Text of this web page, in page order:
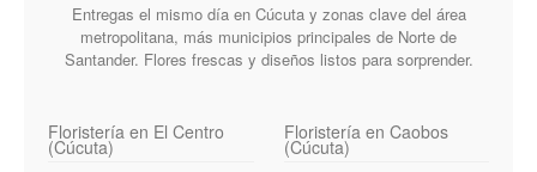
Entregas el mismo día en Cúcuta y zonas clave del área
metropolitana, más municipios principales de Norte de
Santander. Flores frescas y diseños listos para sorprender.
Floristería en El Centro
(Cúcuta)
Floristería en Caobos
(Cúcuta)